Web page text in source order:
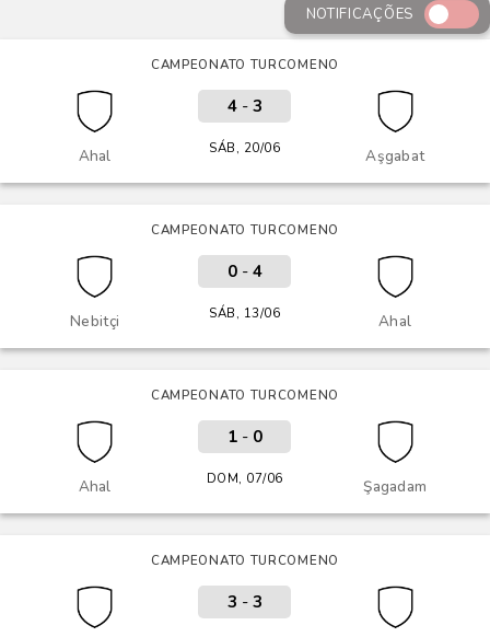
NOTIFICAÇÕES
CAMPEONATO TURCOMENO
Ahal Aşgabat
4- 3
SÁB, 20/06
CAMPEONATO TURCOMENO
Nebitçi Ahal
0- 4
SÁB, 13/06
CAMPEONATO TURCOMENO
Ahal Şagadam
1- 0
DOM, 07/06
CAMPEONATO TURCOMENO
3 - 3